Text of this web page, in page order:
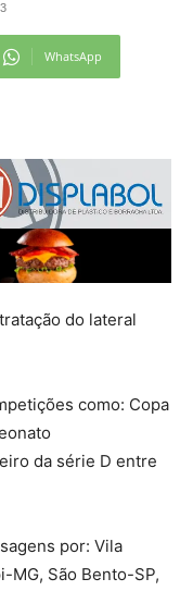
WhatsApp
do lateral
como: Copa
da série D entre
por: Vila
MG, São Bento-SP,